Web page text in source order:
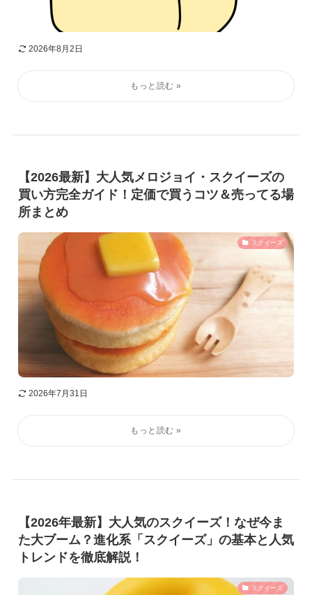
2026年8月2日
【2026最新】大人気メロジョイ・スクイーズの
買い方完全ガイド！定価で買うコツ＆売ってる場
所まとめ
スクイーズ
2026年7月31日
【2026年最新】大人気のスクイーズ！なぜ今ま
た大ブーム？進化系「スクイーズ」の基本と人気
トレンドを徹底解説！
スクイーズ